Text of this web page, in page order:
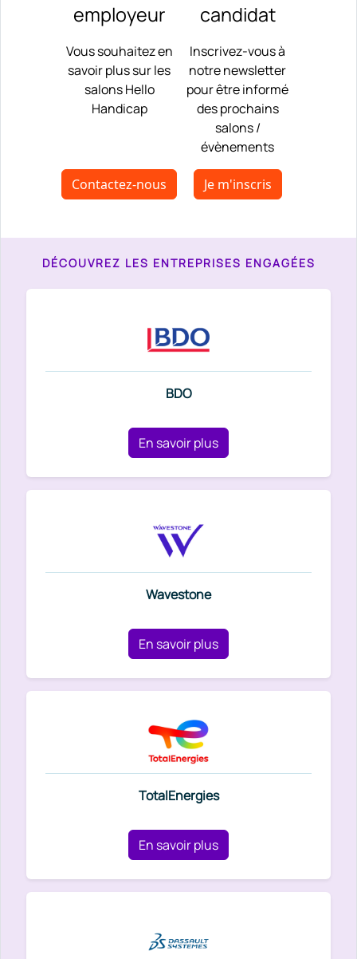
employeur
candidat
Vous souhaitez en
savoir plus sur les
salons Hello
Handicap
Inscrivez-vous à
notre newsletter
pour être informé
des prochains
salons /
évènements
Contactez-nous Je m'inscris
DÉCOUVREZ LES ENTREPRISES ENGAGÉES
BDO
En savoir plus
Wavestone
En savoir plus
TotalEnergies
En savoir plus